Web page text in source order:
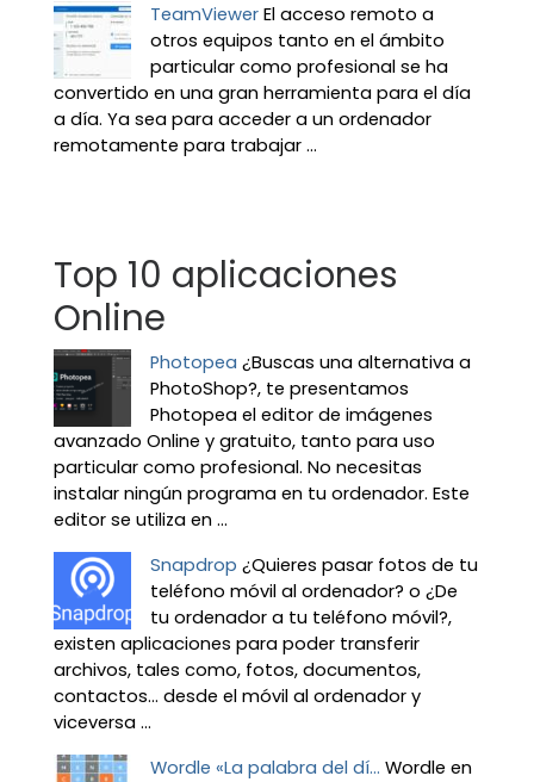
TeamViewer El acceso remoto a
otros equipos tanto en el ámbito
particular como profesional se ha
convertido en una gran herramienta para el día
a día. Ya sea para acceder a un ordenador
remotamente para trabajar ...
Top 10 aplicaciones
Online
Photopea ¿Buscas una alternativa a
PhotoShop?, te presentamos
Photopea el editor de imágenes
avanzado Online y gratuito, tanto para uso
particular como profesional. No necesitas
instalar ningún programa en tu ordenador. Este
editor se utiliza en ...
Snapdrop ¿Quieres pasar fotos de tu
teléfono móvil al ordenador? o ¿De
tu ordenador a tu teléfono móvil?,
existen aplicaciones para poder transferir
archivos, tales como, fotos, documentos,
contactos… desde el móvil al ordenador y
viceversa ...
Wordle «La palabra del dí... Wordle en